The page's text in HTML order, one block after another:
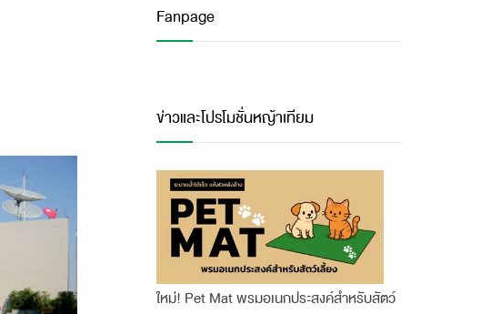
Fanpage
ข่าวและโปรโมชั่นหญ้าเทียม
ใหม่! Pet Mat พรมอเนกประสงค์สำหรับสัตว์